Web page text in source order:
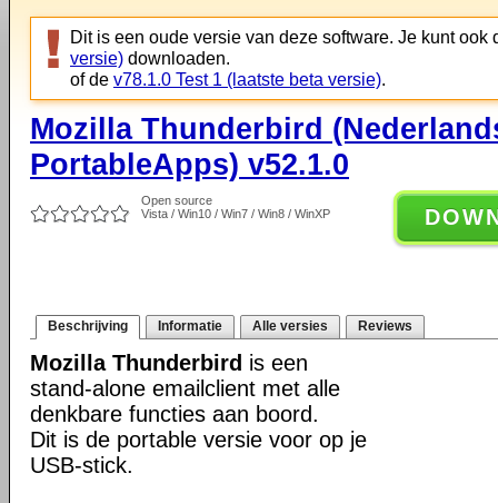
Dit is een oude versie van deze software. Je kunt ook
versie) downloaden.
of de v78.1.0 Test 1 (laatste beta versie).
Mozilla Thunderbird
PortableApps) v52.1.0
Open source
Vista / Win10 / Win7 / Win8 / WinXP
Beschrijving Informatie Alle versies Reviews
Mozilla Thunderbird is een
stand-alone emailclient met alle
denkbare functies aan boord.
Dit is de portable versie voor op je
USB-stick.